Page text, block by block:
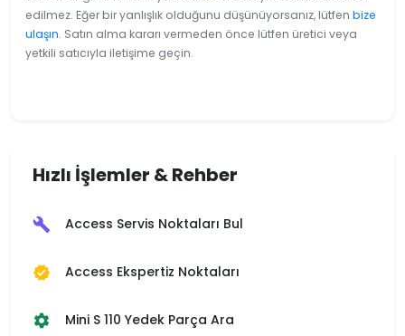
edilmez. Eğer bir yanlışlık olduğunu düşünüyorsanız, lütfen bize
ulaşın. Satın alma kararı vermeden önce lütfen üretici veya
yetkili satıcıyla iletişime geçin.
Hızlı İşlemler & Rehber
build Access Servis Noktaları Bul
verified Access Ekspertiz Noktaları
settings Mini S 110 Yedek Parça Ara